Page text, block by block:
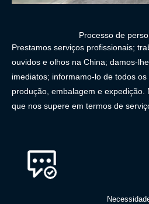
Processo de
Prestamos serviços profissionais;
ouvidos e olhos na China; damos-
imediatos; informamo-lo de todos os
produção, embalagem e expedição.
que nos supere em termos de